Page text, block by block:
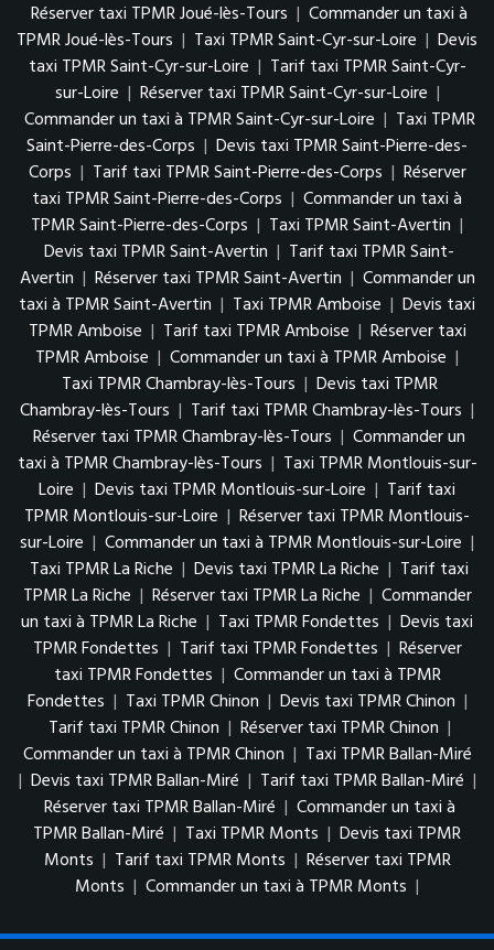
Réserver taxi TPMR Joué-lès-Tours | Commander un taxi à
TPMR Joué-lès-Tours | Taxi TPMR Saint-Cyr-sur-Loire | Devis
taxi TPMR Saint-Cyr-sur-Loire | Tarif taxi TPMR Saint-Cyr-
sur-Loire | Réserver taxi TPMR Saint-Cyr-sur-Loire |
Commander un taxi à TPMR Saint-Cyr-sur-Loire | Taxi TPMR
Saint-Pierre-des-Corps | Devis taxi TPMR Saint-Pierre-des-
Corps | Tarif taxi TPMR Saint-Pierre-des-Corps | Réserver
taxi TPMR Saint-Pierre-des-Corps | Commander un taxi à
TPMR Saint-Pierre-des-Corps | Taxi TPMR Saint-Avertin |
Devis taxi TPMR Saint-Avertin | Tarif taxi TPMR Saint-
Avertin | Réserver taxi TPMR Saint-Avertin | Commander un
taxi à TPMR Saint-Avertin | Taxi TPMR Amboise | Devis taxi
TPMR Amboise | Tarif taxi TPMR Amboise | Réserver taxi
TPMR Amboise | Commander un taxi à TPMR Amboise |
Taxi TPMR Chambray-lès-Tours | Devis taxi TPMR
Chambray-lès-Tours | Tarif taxi TPMR Chambray-lès-Tours |
Réserver taxi TPMR Chambray-lès-Tours | Commander un
taxi à TPMR Chambray-lès-Tours | Taxi TPMR Montlouis-sur-
Loire | Devis taxi TPMR Montlouis-sur-Loire | Tarif taxi
TPMR Montlouis-sur-Loire | Réserver taxi TPMR Montlouis-
sur-Loire | Commander un taxi à TPMR Montlouis-sur-Loire |
Taxi TPMR La Riche | Devis taxi TPMR La Riche | Tarif taxi
TPMR La Riche | Réserver taxi TPMR La Riche | Commander
un taxi à TPMR La Riche | Taxi TPMR Fondettes | Devis taxi
TPMR Fondettes | Tarif taxi TPMR Fondettes | Réserver
taxi TPMR Fondettes | Commander un taxi à TPMR
Fondettes | Taxi TPMR Chinon | Devis taxi TPMR Chinon |
Tarif taxi TPMR Chinon | Réserver taxi TPMR Chinon |
Commander un taxi à TPMR Chinon | Taxi TPMR Ballan-Miré
| Devis taxi TPMR Ballan-Miré | Tarif taxi TPMR Ballan-Miré |
Réserver taxi TPMR Ballan-Miré | Commander un taxi à
TPMR Ballan-Miré | Taxi TPMR Monts | Devis taxi TPMR
Monts | Tarif taxi TPMR Monts | Réserver taxi TPMR
Monts | Commander un taxi à TPMR Monts |